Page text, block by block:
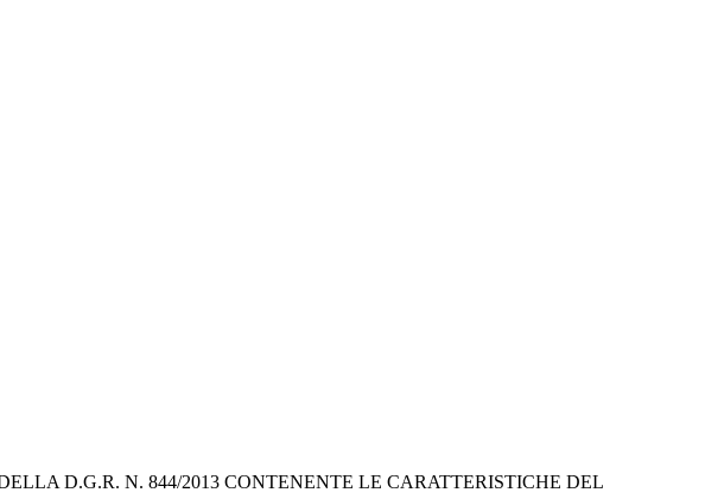
D.G.R. N. 844/2013 CONTENENTE LE CARATTERISTICHE DEL